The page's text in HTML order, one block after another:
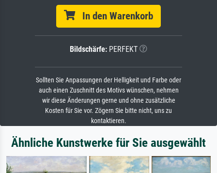
In den Warenkorb
Bildschärfe: PERFEKT
Sollten Sie Anpassungen der Helligkeit und Farbe oder
auch einen Zuschnitt des Motivs wünschen, nehmen
wir diese Änderungen gerne und ohne zusätzliche
Kosten für Sie vor. Zögern Sie bitte nicht, uns zu
kontaktieren.
Ähnliche Kunstwerke für Sie ausgewählt